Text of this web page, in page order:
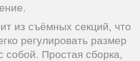
из съёмных секций, что
регулировать размер
собой. Простая сборка,